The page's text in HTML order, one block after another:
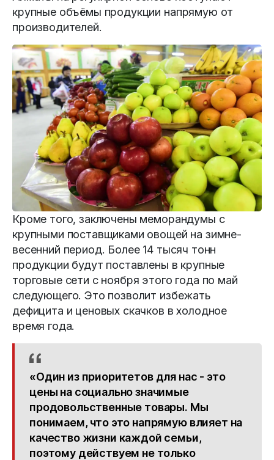
крупные объёмы продукции напрямую от
производителей.
Кроме того, заключены меморандумы с
крупными поставщиками овощей на зимне-
весенний период. Более 14 тысяч тонн
продукции будут поставлены в крупные
торговые сети с ноября этого года по май
следующего. Это позволит избежать
дефицита и ценовых скачков в холодное
время года.
«Один из приоритетов для нас - это
цены на социально значимые
продовольственные товары. Мы
понимаем, что это напрямую влияет на
качество жизни каждой семьи,
поэтому действуем не только